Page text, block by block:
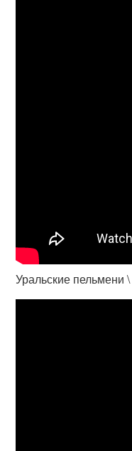
Уральские пельмени \